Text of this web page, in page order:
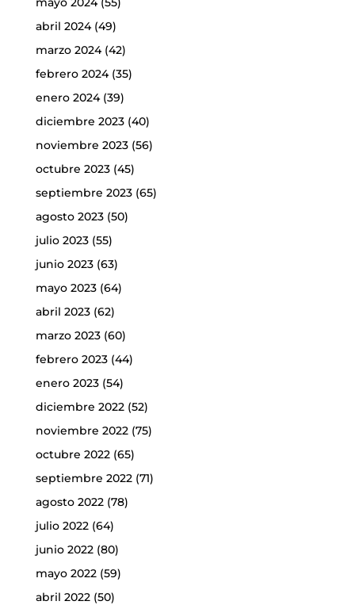
abril 2024(49)
marzo 2024(42)
febrero 2024(35)
enero 2024(39)
diciembre 2023(40)
noviembre 2023(56)
octubre 2023(45)
septiembre 2023(65)
agosto 2023(50)
julio 2023(55)
junio 2023(63)
mayo 2023(64)
abril 2023(62)
marzo 2023(60)
febrero 2023(44)
enero 2023(54)
diciembre 2022(52)
noviembre 2022(75)
octubre 2022(65)
septiembre 2022(71)
agosto 2022(78)
julio 2022(64)
junio 2022(80)
mayo 2022(59)
abril 2022(50)